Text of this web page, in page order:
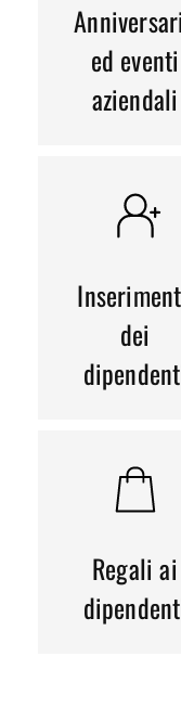
ed eventi
aziendali
dei
Regali ai